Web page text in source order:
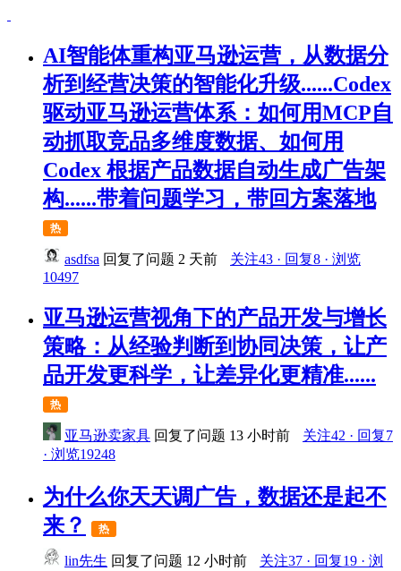
AI智能体重构亚马逊运营，从数据分
析到经营决策的智能化升级......Codex
驱动亚马逊运营体系：如何用MCP自
动抓取竞品多维度数据、如何用
Codex 根据产品数据自动生成广告架
构......带着问题学习，带回方案落地
热
asdfsa 回复了问题 2 天前
关注43 · 回复8 · 浏览
10497
亚马逊运营视角下的产品开发与增长
策略：从经验判断到协同决策，让产
品开发更科学，让差异化更精准......
热
亚马逊卖家具 回复了问题 13 小时前
关注42 · 回复7
· 浏览19248
为什么你天天调广告，数据还是起不
来？
热
lin先生 回复了问题 12 小时前
关注37 · 回复19 · 浏